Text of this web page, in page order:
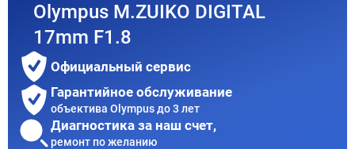
Olympus M.ZUIKO DIGITAL
17mm F1.8
Официальный сервис
Гарантийное обслуживание
объектива Olympus до 3 лет
Диагностика за наш счет,
ремонт по желанию